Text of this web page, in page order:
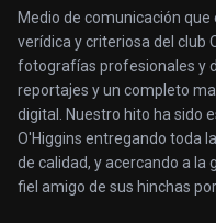
Medio de comunicación
verídica y criteriosa del club
fotografías profesionales y
reportajes y un completo
digital. Nuestro hito ha sido
O'Higgins entregando toda
de calidad, y acercando a
fiel amigo de sus hinchas